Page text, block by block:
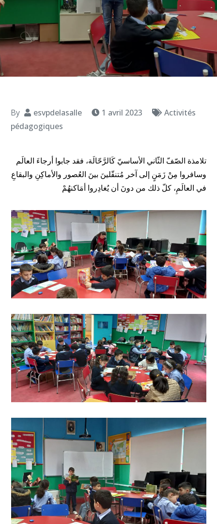
By esvpdelasalle 1 avril 2023
Activités
pédagogiques
تلامذة الصّفّ الثّاني الأساسيّ كَالرَّحّالَة، فقد جابوا أرجاءَ العالَم
وسافروا مِنْ زَمَنٍ إلى آخر مُتنقّلينَ بينَ العُصور والأماكِنِ والبقاعِ
في العالَمِ، كلّ ذلك من دونَ أن يُغادِروا أمَاكنهُمْ